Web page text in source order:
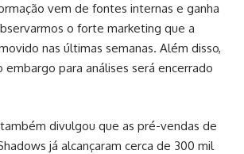
vem de fontes internas e ganha
o forte marketing que a
nas últimas semanas. Além disso,
para análises será encerrado
divulgou que as pré-vendas de
já alcançaram cerca de 300 mil